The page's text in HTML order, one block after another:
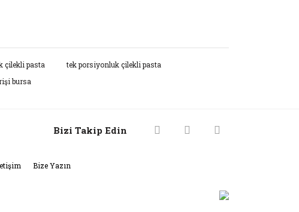
çilekli pasta
tek porsiyonluk çilekli pasta
bursa
Bizi Takip Edin
Bize Yazın